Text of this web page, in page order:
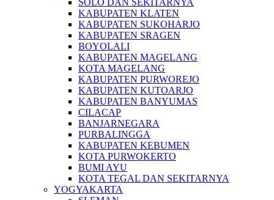
SOLO DAN SEKITARNYA
KABUPATEN KLATEN
KABUPATEN SUKOHARJO
KABUPATEN SRAGEN
BOYOLALI
KABUPATEN MAGELANG
KOTA MAGELANG
KABUPATEN PURWOREJO
KABUPATEN KUTOARJO
KABUPATEN BANYUMAS
CILACAP
BANJARNEGARA
PURBALINGGA
KABUPATEN KEBUMEN
KOTA PURWOKERTO
BUMI AYU
KOTA TEGAL DAN SEKITARNYA
YOGYAKARTA